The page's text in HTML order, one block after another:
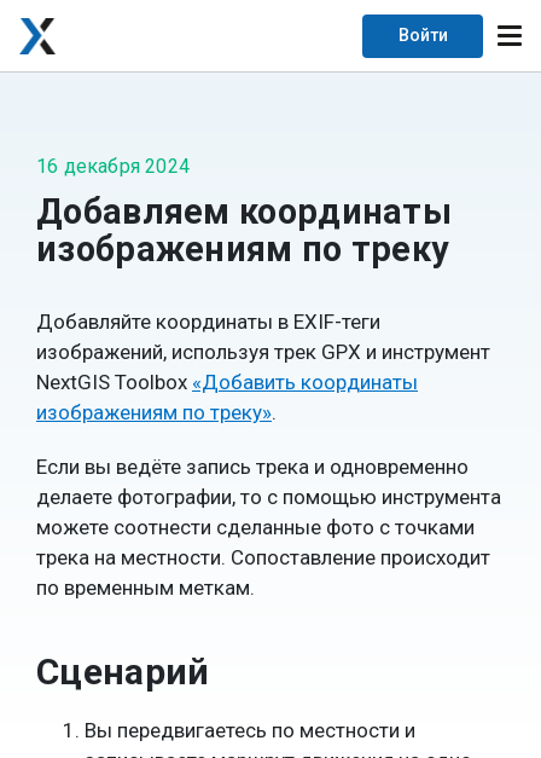
Войти
16 декабря 2024
Добавляем координаты
изображениям по треку
Добавляйте координаты в EXIF-теги
изображений, используя трек GPX и инструмент
NextGIS Toolbox «Добавить координаты
изображениям по треку».
Если вы ведёте запись трека и одновременно
делаете фотографии, то с помощью инструмента
можете соотнести сделанные фото с точками
трека на местности. Сопоставление происходит
по временным меткам.
Сценарий
Вы передвигаетесь по местности и